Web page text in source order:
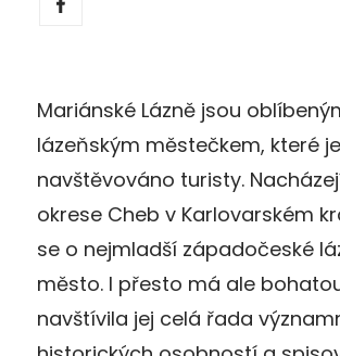
Mariánské Lázně jsou
lázeňským městečkem, které
navštěvováno turisty.
okrese Cheb v Karlovarském
se o nejmladší západočeské
město. I přesto má ale
navštívila jej celá řada